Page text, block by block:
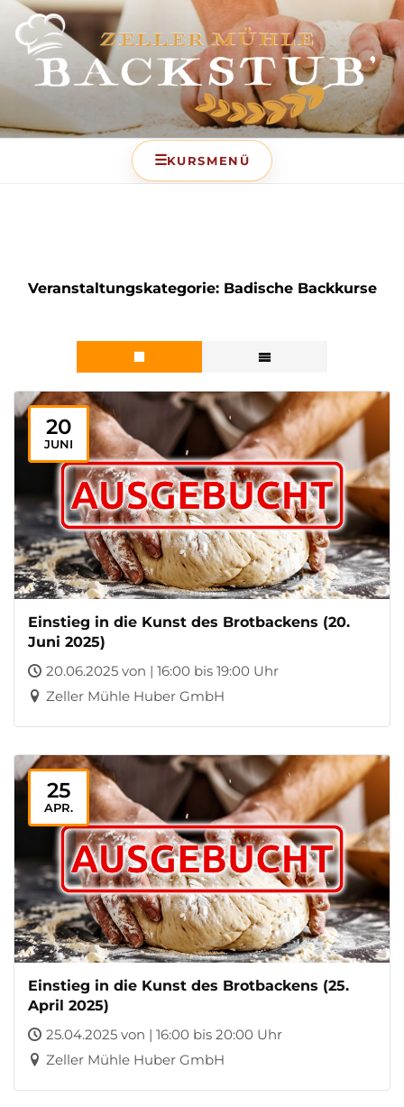
BACKSTUB – DIE
BACKSCHULE DER ZELLER
Veranstaltungskategorie: Badische Backkurse
20
JUNI
Einstieg in die Kunst des Brotbackens (20.
Juni 2025)
20.06.2025 von | 16:00 bis 19:00 Uhr
Zeller Mühle Huber GmbH
25
APR.
Einstieg in die Kunst des Brotbackens (25.
April 2025)
25.04.2025 von | 16:00 bis 20:00 Uhr
Zeller Mühle Huber GmbH